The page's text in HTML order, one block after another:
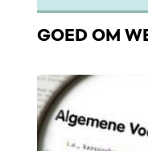
GOED OM